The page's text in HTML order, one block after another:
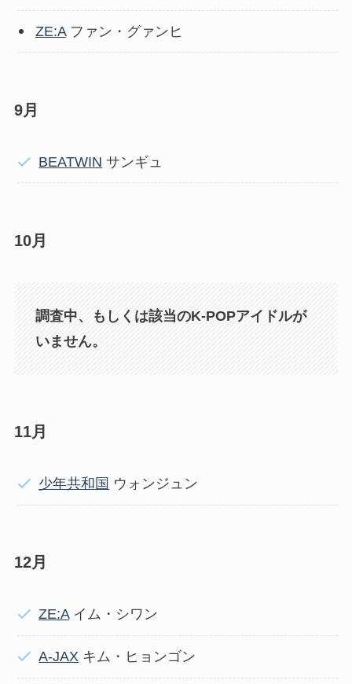
ZE:Aファン・グァンヒ
9月
BEATWIN サンギュ
10月
調査中、もしくは該当のK-POPアイドルが
いません。
11月
少年共和国 ウォンジュン
12月
ZE:Aイム・シワン
A-JAX キム・ヒョンゴン